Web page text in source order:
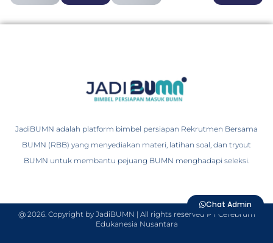
JadiBUMN adalah platform bimbel persiapan Rekrutmen Bersama
BUMN (RBB) yang menyediakan materi, latihan soal, dan tryout
BUMN untuk membantu pejuang BUMN menghadapi seleksi.
@ 2026. Copyright by JadiBUMN | All rights reserved PT Cerebrum
Edukanesia Nusantara
Chat Admin